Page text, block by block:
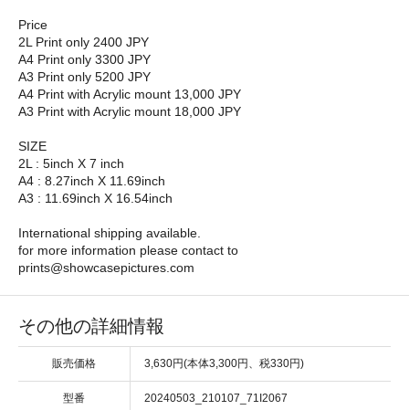
Price
2L Print only 2400 JPY
A4 Print only 3300 JPY
A3 Print only 5200 JPY
A4 Print with Acrylic mount 13,000 JPY
A3 Print with Acrylic mount 18,000 JPY
SIZE
2L : 5inch X 7 inch
A4 : 8.27inch X 11.69inch
A3 : 11.69inch X 16.54inch
International shipping available.
for more information please contact to
prints@showcasepictures.com
その他の詳細情報
販売価格 3,630円(本体3,300円、税330円)
型番 20240503_210107_71I2067